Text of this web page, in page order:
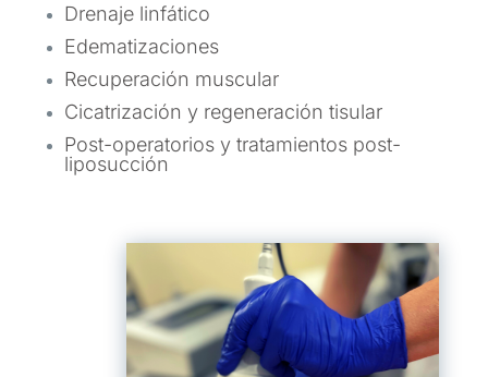
Drenaje linfático
Edematizaciones
Recuperación muscular
Cicatrización y regeneración tisular
Post-operatorios y tratamientos post-
liposucción